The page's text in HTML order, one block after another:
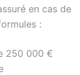
en cas de
:
250 000 €